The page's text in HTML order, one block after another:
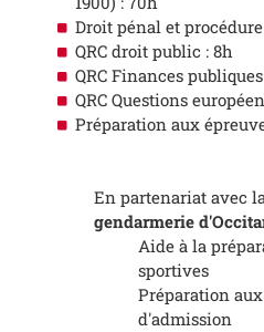
Droit pénal et
QRC droit public : 8h
QRC Finances
QRC Questions
Préparation aux
En partenariat avec
gendarmerie
Aide à la
sportives
Préparation
d'admission